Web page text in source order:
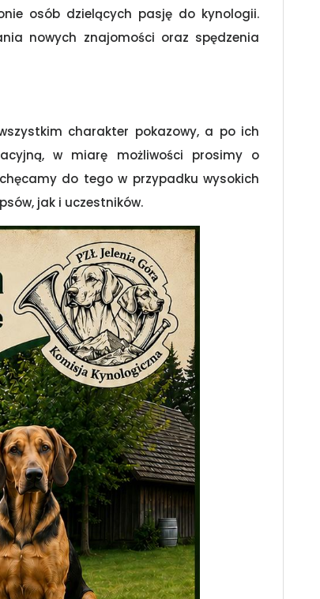
osób dzielących pasję do kynologii.
nowych znajomości oraz spędzenia
charakter pokazowy, a po ich
w miarę możliwości prosimy o
do tego w przypadku wysokich
jak i uczestników.